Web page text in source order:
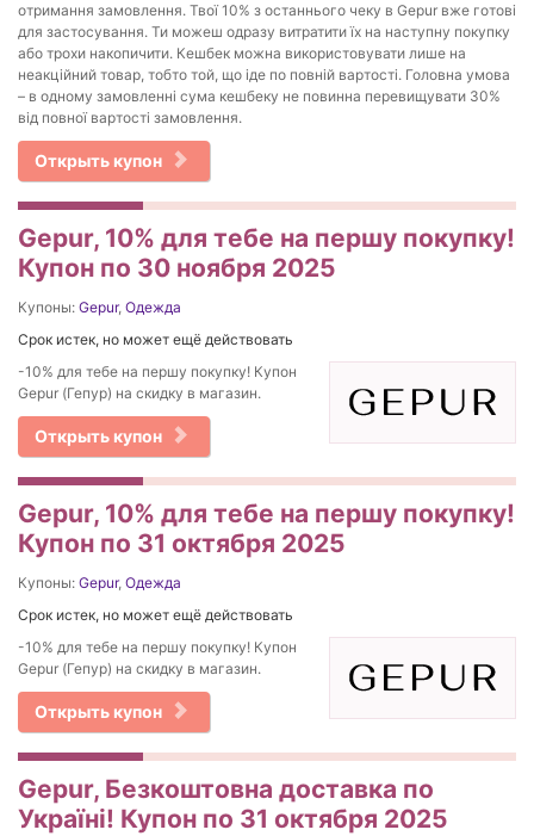
отримання замовлення. Твої 10% з останнього чеку в Gepur вже готові
для застосування. Ти можеш одразу витратити їх на наступну покупку
або трохи накопичити. Кешбек можна використовувати лише на
неакційний товар, тобто той, що іде по повній вартості. Головна умова
– в одному замовленні сума кешбеку не повинна перевищувати 30%
від повної вартості замовлення.
Открыть купон
Gepur, 10% для тебе на першу покупку!
Купон по 30 ноября 2025
Купоны: Gepur, Одежда
Срок истек, но может ещё действовать
-10% для тебе на першу покупку! Купон
Gepur (Гепур) на скидку в магазин.
Открыть купон
Gepur, 10% для тебе на першу покупку!
Купон по 31 октября 2025
Купоны: Gepur, Одежда
Срок истек, но может ещё действовать
-10% для тебе на першу покупку! Купон
Gepur (Гепур) на скидку в магазин.
Открыть купон
Gepur, Безкоштовна доставка по
Україні! Купон по 31 октября 2025